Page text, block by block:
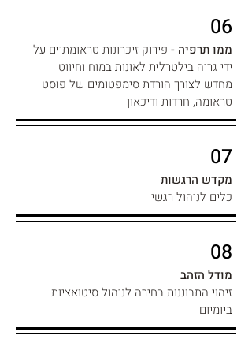
06
ממו תרפיה - פירוק זיכרונות טראומתיים על
ידי גריה בילטרלית לאונות במוח וחיווט
מחדש לצורך הורדת סימפטומים של פוסט
טראומה, חרדות ודיכאון
07
מקדש הרגשות
כלים לניהול רגשי
08
מודל הזהב
זיהוי התבוננות בחירה לניהול סיטואציות
ביומיום